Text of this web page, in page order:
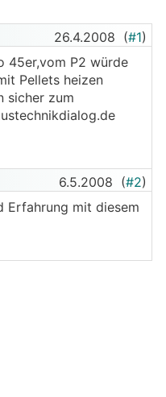
26.4.2008 (#1)
45er,vom P2 würde
Pellets heizen
sicher zum
6.5.2008 (#2)
Erfahrung mit diesem